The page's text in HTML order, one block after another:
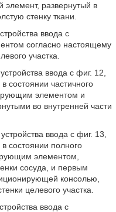
элемент, развернутый в
стенку ткани.
ввода с
согласно настоящему
участка.
ввода с фиг. 12,
состоянии частичного
элементом и
во внутренней части
ввода с фиг. 13,
состоянии полного
элементом,
сосуда, и первым
консолью,
целевого участка.
ввода с